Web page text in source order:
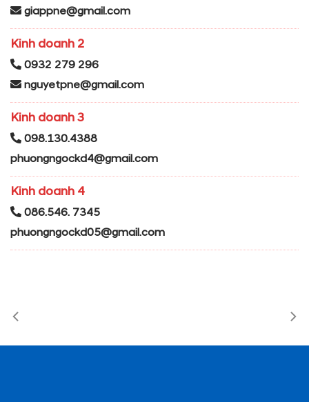
giappne@gmail.com
Kinh doanh 2
0932 279 296
nguyetpne@gmail.com
Kinh doanh 3
098.130.4388
phuongngockd4@gmail.com
Kinh doanh 4
086.546. 7345
phuongngockd05@gmail.com